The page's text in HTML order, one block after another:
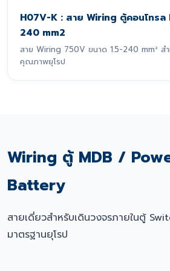
H07V-K : สาย Wiring ตู้คอนโทรล
240 mm2
สาย Wiring 750V ขนาด 1.5-240 mm² ส
คุณภาพยุโรป
Wiring ตู้ MDB /
Battery
สายเดี่ยวสำหรับเดินวงจรภายในตู้
มาตรฐานยุโรป